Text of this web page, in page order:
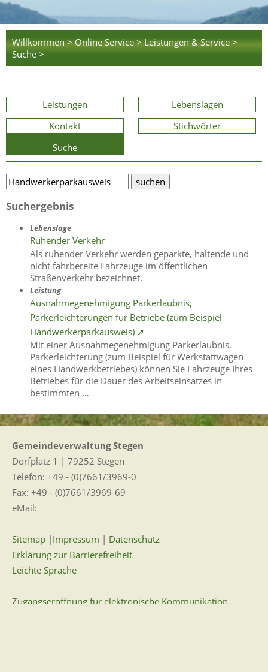
Willkommen > Online Service > Leistungen & Service >
Suche >
Leistungen
Lebenslagen
Kontakt
Stichwörter
Suche
Suchergebnis
Lebenslage
Ruhender Verkehr
Als ruhender Verkehr werden geparkte, haltende und
nicht fahrbereite Fahrzeuge im öffentlichen
Straßenverkehr bezeichnet.
Leistung
Ausnahmegenehmigung Parkerlaubnis,
Parkerleichterungen für Betriebe (zum Beispiel
Handwerkerparkausweis) ➚
Mit einer Ausnahmegenehmigung Parkerlaubnis,
Parkerleichterung (zum Beispiel für Werkstattwagen
eines Handwerkbetriebes) können Sie Fahrzeuge Ihres
Betriebes für die Dauer des Arbeitseinsatzes in
bestimmten …
Gemeindeverwaltung Stegen
Dorfplatz 1 | 79252 Stegen
Telefon: +49 - (0)7661/3969-0
Fax: +49 - (0)7661/3969-69
eMail:
Sitemap | Impressum | Datenschutz
Erklärung zur Barrierefreiheit
Leichte Sprache
Zugangseröffnung für elektronische Kommunikation